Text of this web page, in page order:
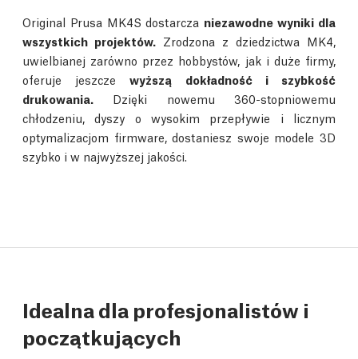
Original Prusa MK4S dostarcza niezawodne wyniki dla
wszystkich projektów. Zrodzona z dziedzictwa MK4,
uwielbianej zarówno przez hobbystów, jak i duże firmy,
oferuje jeszczewyższą dokładność i szybkość
drukowania. Dzięki nowemu 360-stopniowemu
chłodzeniu, dyszy o wysokim przepływie i licznym
optymalizacjom firmware, dostaniesz swoje modele 3D
szybko i w najwyższej jakości.
Idealna dla profesjonalistów i
początkujących